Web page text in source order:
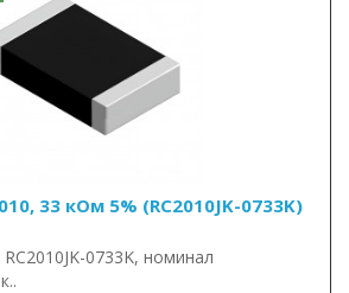
33 кОм 5% (RC2010JK-0733K)
0733K, номинал